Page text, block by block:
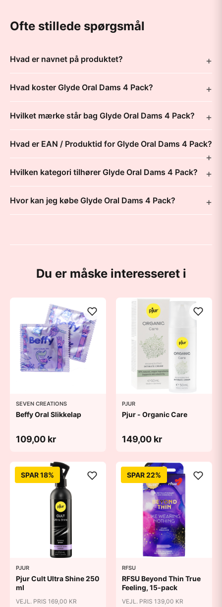
Ofte stillede spørgsmål
Hvad er navnet på produktet?
Hvad koster Glyde Oral Dams 4 Pack?
Hvilket mærke står bag Glyde Oral Dams 4 Pack?
Hvad er EAN / Produktid for Glyde Oral Dams 4 Pack?
Hvilken kategori tilhører Glyde Oral Dams 4 Pack?
Hvor kan jeg købe Glyde Oral Dams 4 Pack?
Du er måske interesseret i
SEVEN CREATIONS
Beffy Oral Slikkelap
109,00 kr
PJUR
Pjur - Organic Care
149,00 kr
SPAR 18%
PJUR
Pjur Cult Ultra Shine 250
ml
VEJL. PRIS 169,00 KR
SPAR 22%
RFSU
RFSU Beyond Thin True
Feeling, 15-pack
VEJL. PRIS 139,00 KR